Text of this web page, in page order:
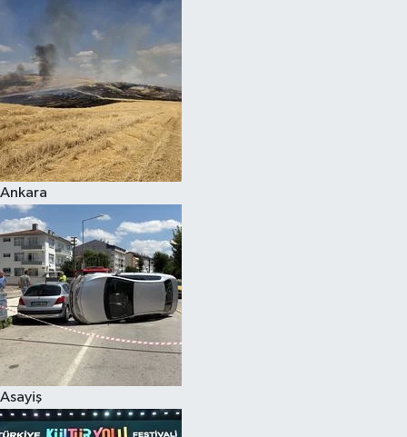
Ankara
Asayiş
Kim kimdir?
Kültür Sanat
Sağlık
Siyaset
Teknoloji
Televizyon
Yaşam-Çevre